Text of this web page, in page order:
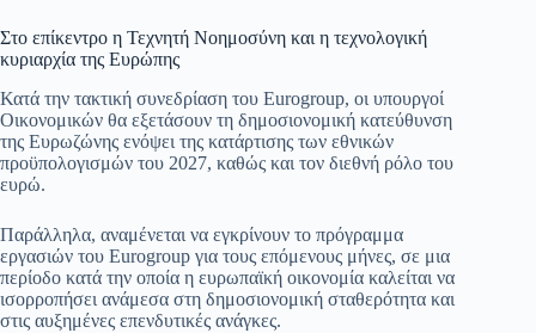
Στο επίκεντρο η Τεχνητή Νοημοσύνη και η τεχνολογική
κυριαρχία της Ευρώπης
Κατά την τακτική συνεδρίαση του Eurogroup, οι υπουργοί
Οικονομικών θα εξετάσουν τη δημοσιονομική κατεύθυνση
της Ευρωζώνης ενόψει της κατάρτισης των εθνικών
προϋπολογισμών του 2027, καθώς και τον διεθνή ρόλο του
ευρώ.
Παράλληλα, αναμένεται να εγκρίνουν το πρόγραμμα
εργασιών του Eurogroup για τους επόμενους μήνες, σε μια
περίοδο κατά την οποία η ευρωπαϊκή οικονομία καλείται να
ισορροπήσει ανάμεσα στη δημοσιονομική σταθερότητα και
στις αυξημένες επενδυτικές ανάγκες.